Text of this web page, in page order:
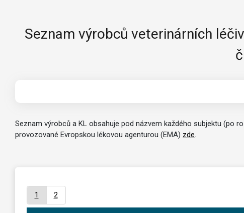
Seznam výrobců veterinárních
Seznam výrobců a KL obsahuje pod názvem každého subjektu (po
provozované Evropskou lékovou agenturou (EMA) zde
1 2